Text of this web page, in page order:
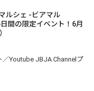
ルシェ -ビアマル
間の限定イベント！6月
／Youtube JBJA Channelプ